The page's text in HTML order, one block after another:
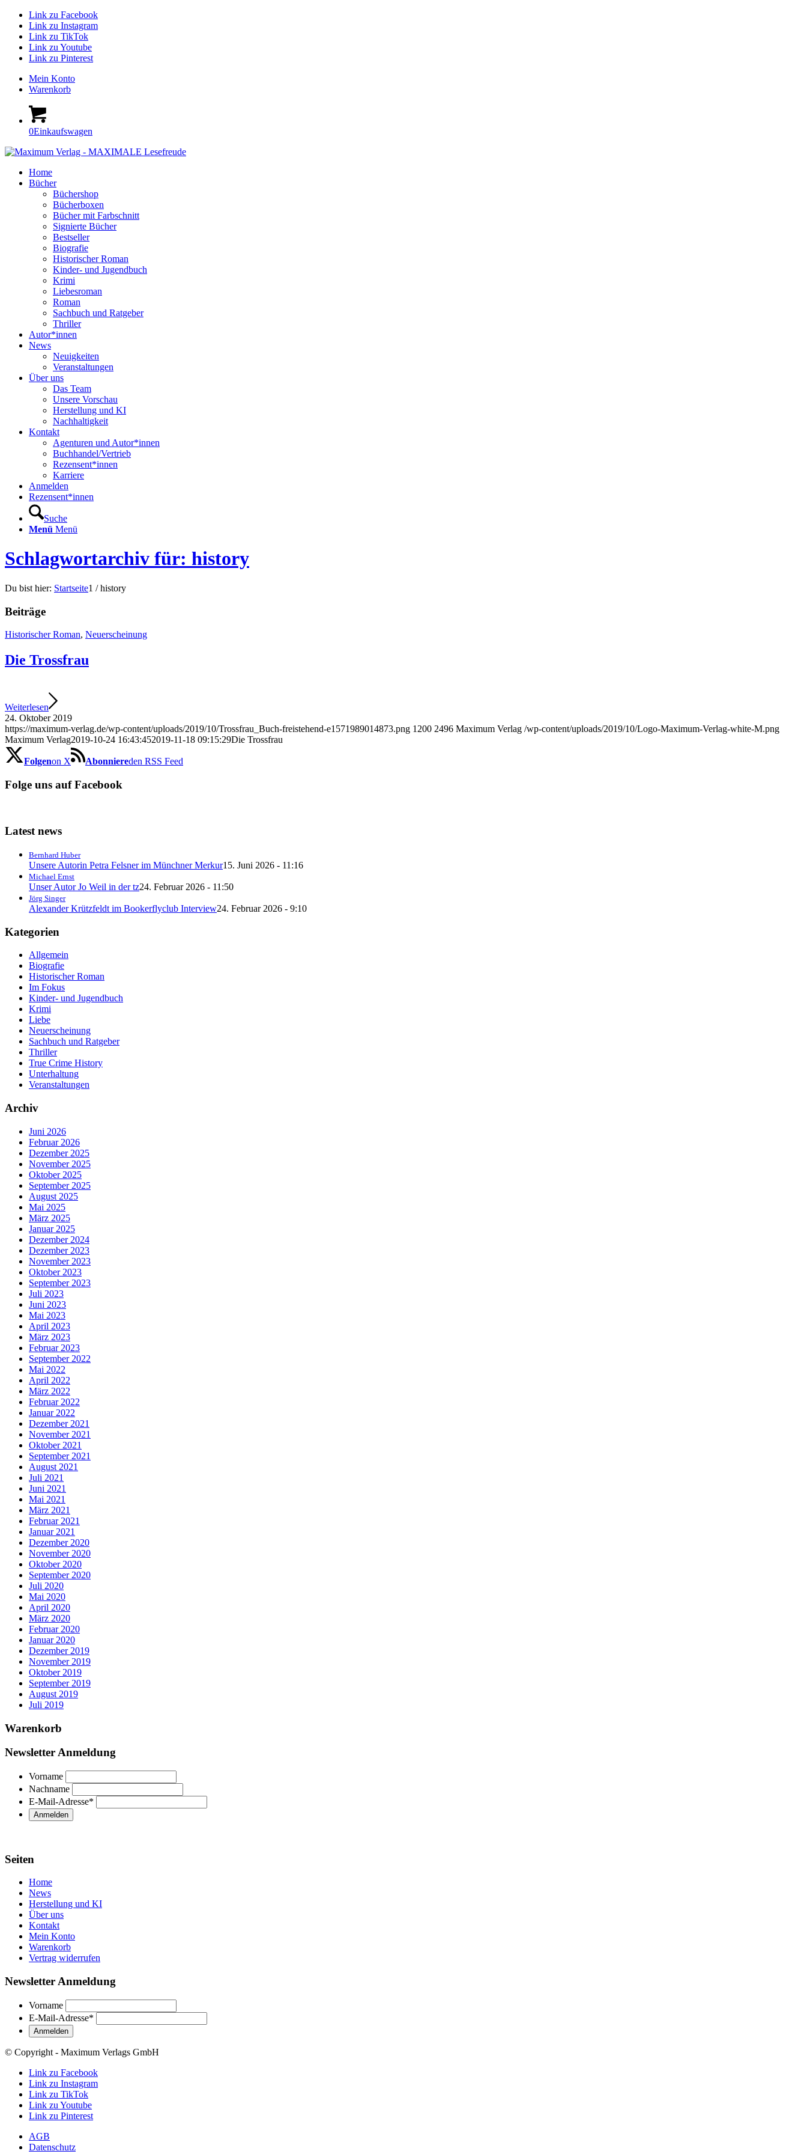
Link zu Facebook
Link zu Instagram
Link zu TikTok
Link zu Youtube
Link zu Pinterest
Mein Konto
Warenkorb
0Einkaufswagen
Home
Bücher
Büchershop
Bücherboxen
Bücher mit Farbschnitt
Signierte Bücher
Bestseller
Biografie
Historischer Roman
Kinder- und Jugendbuch
Krimi
Liebesroman
Roman
Sachbuch und Ratgeber
Thriller
Autor*innen
News
Neuigkeiten
Veranstaltungen
Über uns
Das Team
Unsere Vorschau
Herstellung und KI
Nachhaltigkeit
Kontakt
Agenturen und Autor*innen
Buchhandel/Vertrieb
Rezensent*innen
Karriere
Anmelden
Rezensent*innen
Suche
Menü Menü
Schlagwortarchiv für: history
Du bist hier: Startseite1 / history
Beiträge
Historischer Roman, Neuerscheinung
Die Trossfrau
Weiterlesen
24. Oktober 2019
https://maximum-verlag.de/wp-content/uploads/2019/10/Trossfrau_Buch-freistehend-e1571989014873.png 1200 2496 Maximum Verlag /wp-content/uploads/2019/10/Logo-Maximum-Verlag-white-M.png
Maximum Verlag2019-10-24 16:43:452019-11-18 09:15:29Die Trossfrau
Folgenon X Abonniereden RSS Feed
Folge uns auf Facebook
Latest news
Bernhard Huber
Unsere Autorin Petra Felsner im Münchner Merkur15. Juni 2026 - 11:16
Michael Ernst
Unser Autor Jo Weil in der tz24. Februar 2026 - 11:50
Jörg Singer
Alexander Krützfeldt im Bookerflyclub Interview24. Februar 2026 - 9:10
Kategorien
Allgemein
Biografie
Historischer Roman
Im Fokus
Kinder- und Jugendbuch
Krimi
Liebe
Neuerscheinung
Sachbuch und Ratgeber
Thriller
True Crime History
Unterhaltung
Veranstaltungen
Archiv
Juni 2026
Februar 2026
Dezember 2025
November 2025
Oktober 2025
September 2025
August 2025
Mai 2025
März 2025
Januar 2025
Dezember 2024
Dezember 2023
November 2023
Oktober 2023
September 2023
Juli 2023
Juni 2023
Mai 2023
April 2023
März 2023
Februar 2023
September 2022
Mai 2022
April 2022
März 2022
Februar 2022
Januar 2022
Dezember 2021
November 2021
Oktober 2021
September 2021
August 2021
Juli 2021
Juni 2021
Mai 2021
März 2021
Februar 2021
Januar 2021
Dezember 2020
November 2020
Oktober 2020
September 2020
Juli 2020
Mai 2020
April 2020
März 2020
Februar 2020
Januar 2020
Dezember 2019
November 2019
Oktober 2019
September 2019
August 2019
Juli 2019
Warenkorb
Newsletter Anmeldung
Vorname
Nachname
E-Mail-Adresse*
Seiten
Home
News
Herstellung und KI
Über uns
Kontakt
Mein Konto
Warenkorb
Vertrag widerrufen
Newsletter Anmeldung
Vorname
E-Mail-Adresse*
© Copyright - Maximum Verlags GmbH
Link zu Facebook
Link zu Instagram
Link zu TikTok
Link zu Youtube
Link zu Pinterest
AGB
Datenschutz